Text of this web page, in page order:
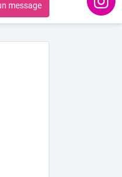
message